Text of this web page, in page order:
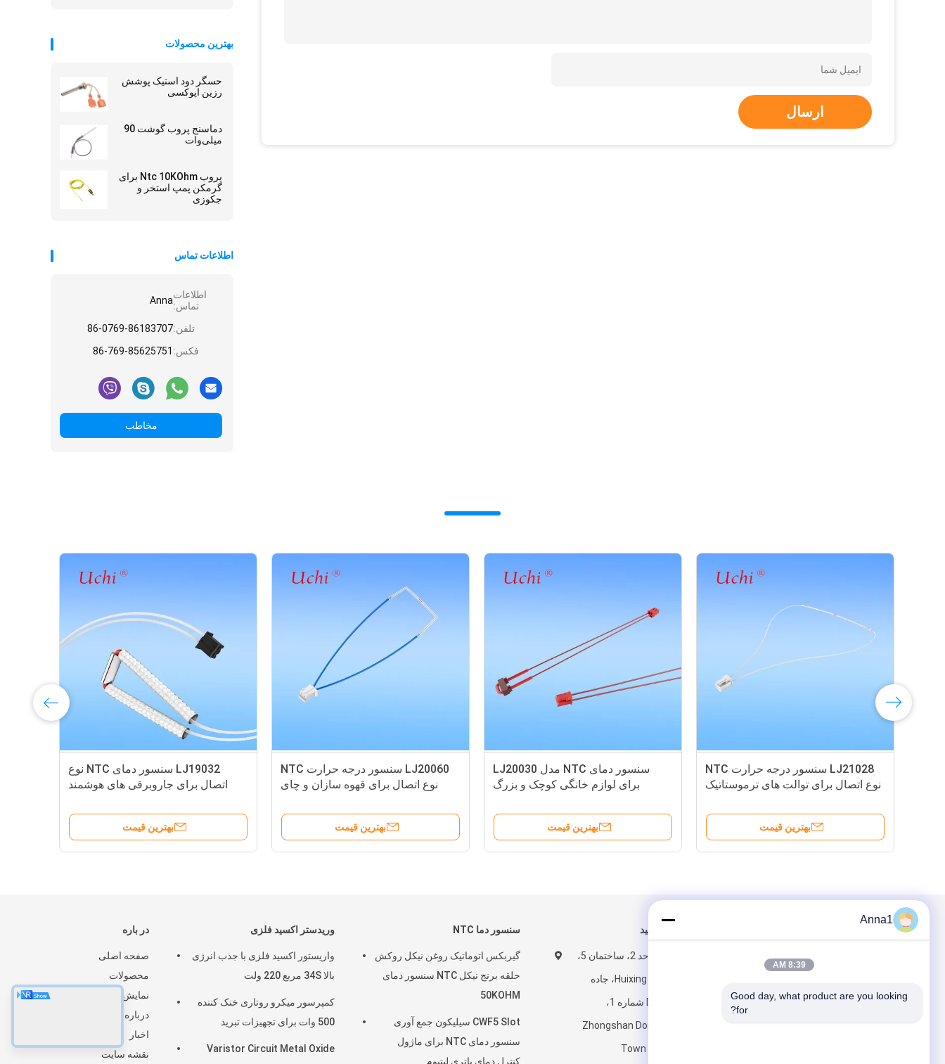
بهترین محصولات
حسگر دود استیک پوشش
رزین اپوکسی
دماسنج پروب گوشت 90
میلی‌وات
پروب Ntc 10KOhm برای
گرمکن پمپ استخر و
جکوزی
اطلاعات تماس
اطلاعات
تماس:Anna
تلفن:86-0769-86183707
فکس: 86-769-85625751
مخاطب
ارسال
LJ21028 سنسور درجه حرارت NTC
نوع اتصال برای توالت های ترموستاتیک
بهترین قیمت
سنسور دمای NTC مدل LJ20030
برای لوازم خانگی کوچک و بزرگ
بهترین قیمت
LJ20060 سنسور درجه حرارت NTC
نوع اتصال برای قهوه سازان و چای
بهترین قیمت
LJ19032 سنسور دمای NTC نوع
اتصال برای جاروبرقی های هوشمند
بهترین قیمت
در باره
صفحه اصلی
محصولات
نمایش واقعیت مجازی
درباره ما
اخبار
نقشه سایت
وریدستر اکسید فلزی
واریستور اکسید فلزی با جذب انرژی
بالا 34S مربع 220 ولت
کمپرسور میکرو روتاری خنک کننده
500 وات برای تجهیزات تبرید
Varistor Circuit Metal Oxide
سنسور دما NTC
گیربکس اتوماتیک روغن نیکل روکش
حلقه برنج نیکل NTC سنسور دمای
50KOHM
CWF5 Slot سیلیکون جمع آوری
سنسور دمای NTC برای ماژول
کنترل دمای باتری لیتیوم
ما را دنبال کنید
اتاق 810، واحد 2، ساختمان 5،
مرکز تجاری Huixing، جاده
Dongsheng شماره 1،
Zhongshan Dong، Shilong
Town Dongguan،
Anna1
8:39 AM
Good day, what product are you looking
for?